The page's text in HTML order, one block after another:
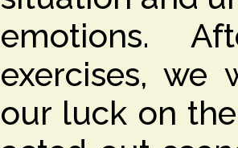
emotions.
exercises, we
our luck on